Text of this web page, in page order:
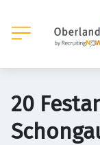
20